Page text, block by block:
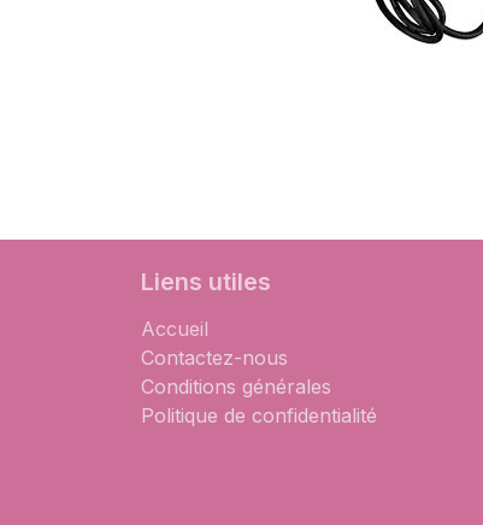
Liens utiles
Accueil
Contactez-nous
Conditions générales
Politique de confidentialité